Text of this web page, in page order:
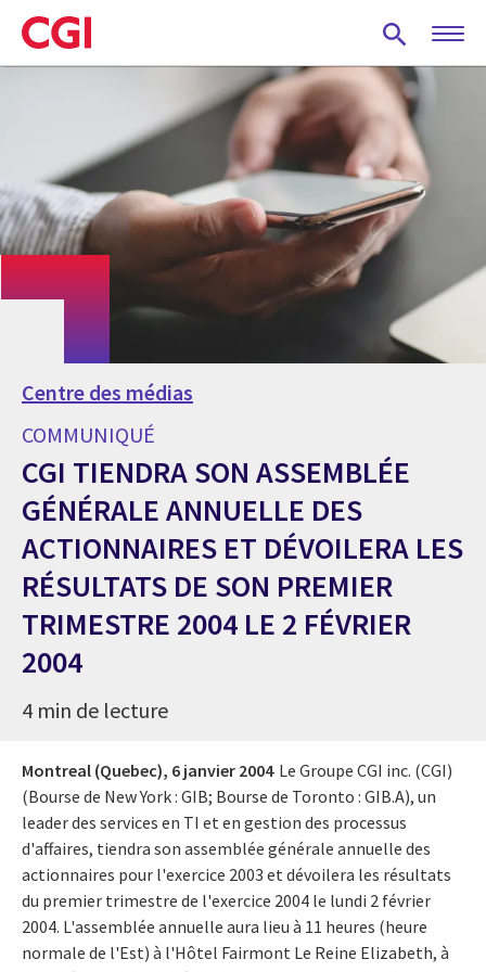
Skip
to
main
Centre des médias
COMMUNIQUÉ
CGI TIENDRA SON ASSEMBLÉE
GÉNÉRALE ANNUELLE DES
ACTIONNAIRES ET DÉVOILERA LES
RÉSULTATS DE SON PREMIER
TRIMESTRE 2004 LE 2 FÉVRIER
2004
4 min de lecture
Montreal (Quebec), 6 janvier 2004 Le Groupe CGI inc. (CGI)
(Bourse de New York : GIB; Bourse de Toronto : GIB.A), un
leader des services en TI et en gestion des processus
d'affaires, tiendra son assemblée générale annuelle des
actionnaires pour l'exercice 2003 et dévoilera les résultats
du premier trimestre de l'exercice 2004 le lundi 2 février
2004. L'assemblée annuelle aura lieu à 11 heures (heure
normale de l'Est) à l'Hôtel Fairmont Le Reine Elizabeth, à